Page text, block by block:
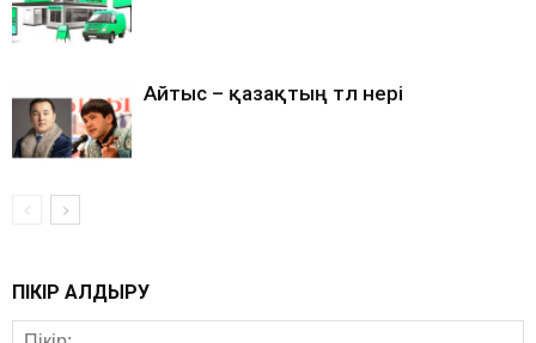
Айтыс – қазақтың төл өнері
ПІКІР ҚАЛДЫРУ